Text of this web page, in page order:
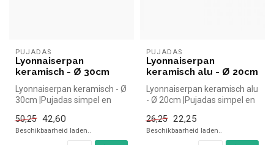
PUJADAS
Lyonnaiserpan
keramisch - Ø 30cm
Lyonnaiserpan keramisch - Ø
30cm |Pujadas simpel en
horeca...
50,25 42,60
Beschikbaarheid laden..
PUJADAS
Lyonnaiserpan
keramisch alu - Ø 20cm
Lyonnaiserpan keramisch alu
- Ø 20cm |Pujadas simpel en
26,25 22,25
Beschikbaarheid laden..